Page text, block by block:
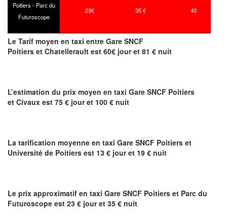
Poitiers - Parc du
Futuroscope
23€ 35 € 40
Le Tarif moyen en taxi entre Gare SNCF
Poitiers et Chatellerault est 60€ jour et 81 € nuit
L’estimation du prix moyen en taxi Gare SNCF Poitiers
et Civaux est 75 € jour et 100 € nuit
La tarification moyenne en taxi Gare SNCF Poitiers et
Université de Poitiers est 13 € jour et 19 € nuit
Le prix approximatif en taxi Gare SNCF Poitiers et Parc du
Futuroscope est 23 € jour et 35 € nuit